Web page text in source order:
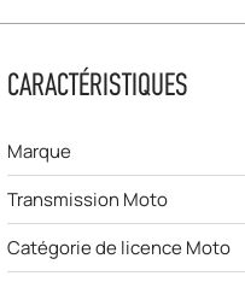
CARACTÉRISTIQUES
Marque
Transmission Moto
Catégorie de licence Moto